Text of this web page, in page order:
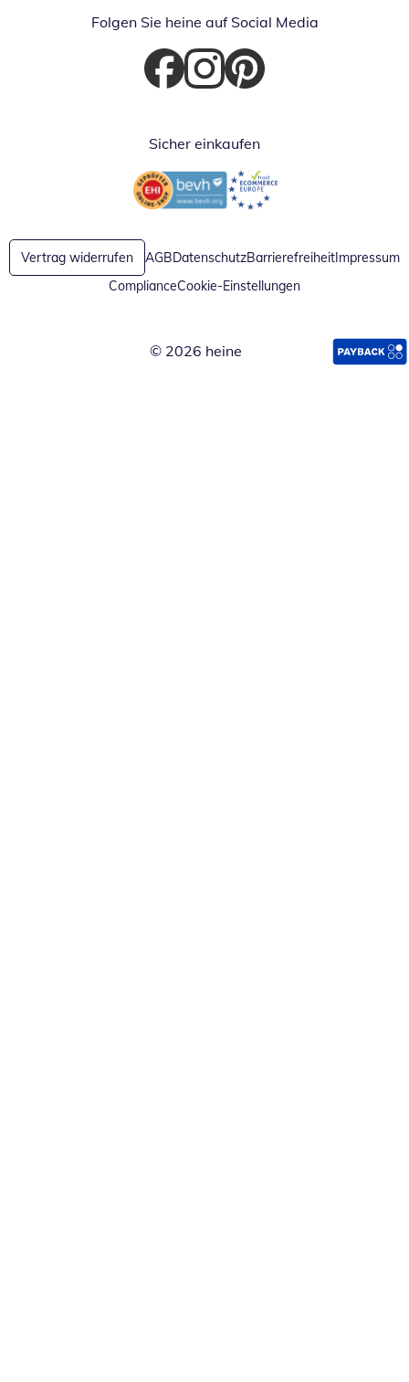
Folgen Sie heine auf Social Media
Öffnet in neuem Fenster
Öffnet in neuem Fenster
Öffnet in neuem Fenster
Sicher einkaufen
Öffnet in neuem FensterÖffnet in neuem Fenster
Vertrag widerrufen AGBDatenschutzBarrierefreiheitImpressum
ComplianceCookie-Einstellungen
© 2026 heine